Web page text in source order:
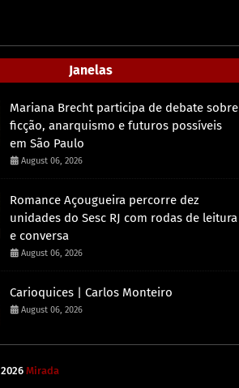
Janelas
Mariana Brecht participa de debate sobre
ficção, anarquismo e futuros possíveis
em São Paulo
August 06, 2026
Romance Açougueira percorre dez
unidades do Sesc RJ com rodas de leitura
e conversa
August 06, 2026
Carioquices | Carlos Monteiro
August 06, 2026
2026 Mirada